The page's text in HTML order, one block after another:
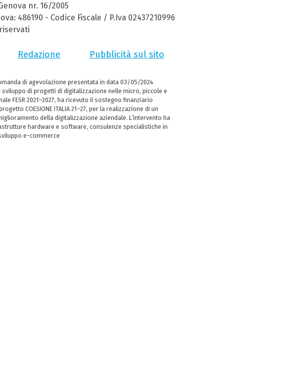
nr. 16/2005
486190 - Codice Fiscale / P.Iva 02437210996
Redazione Pubblicità sul sito
di agevolazione presentata in data 03/05/2024
di progetti di digitalizzazione nelle micro, piccole e
FESR 2021–2027, ha ricevuto il sostegno finanziario
COESIONE ITALIA 21–27, per la realizzazione di un
della digitalizzazione aziendale. L’intervento ha
hardware e software, consulenze specialistiche in
e-commerce